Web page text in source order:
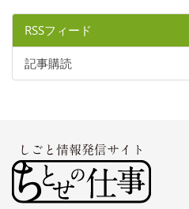
RSSフィード
記事購読